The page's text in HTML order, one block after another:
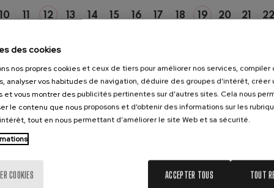
10 12 13 14 15 16 17 18 19 20 21 22
Symphonie nº2
Concerto pour piano nº1
Symphonie nº2
Mozart: Concerto pour
des cookies
nos propres cookies et ceux de tiers pour améliorer nos services, compiler
analyser vos habitudes de navigation, déduire des groupes d’intérêt, créer
et vous montrer des publicités pertinentes sur d’autres sites. Cela nous
le contenu que nous proposons et d’obtenir des informations sur les
tout en nous permettant d’améliorer le site Web et sa sécurité.
COOKIES TOUT
ACCEPTER TOUS